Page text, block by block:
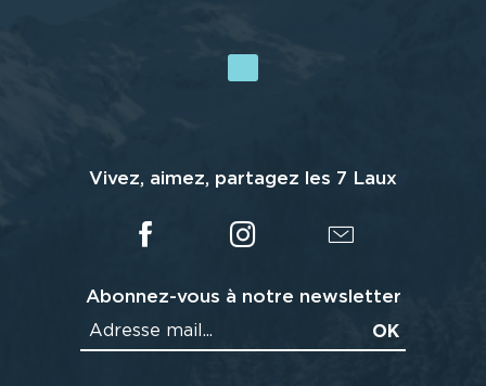
Vivez, aimez, partagez les 7 Laux
Abonnez-vous à notre newsletter